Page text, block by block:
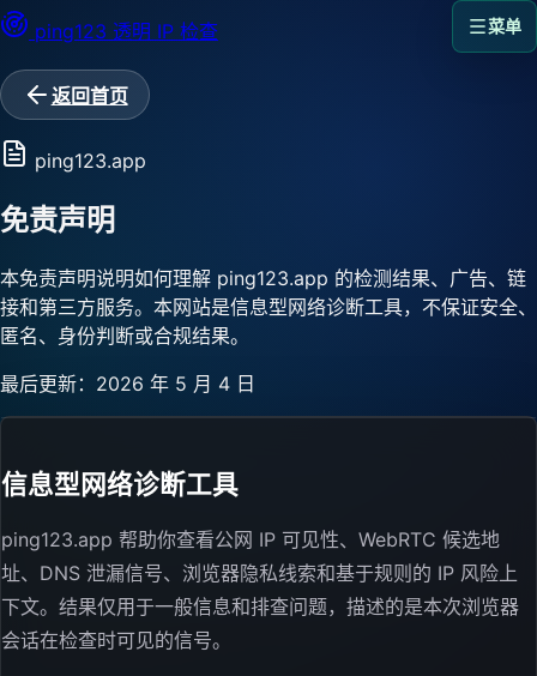
ping123 透明 IP 检查
返回首页
菜单
ping123.app
免责声明
本免责声明说明如何理解 ping123.app 的检测结果、广告、链
接和第三方服务。本网站是信息型网络诊断工具，不保证安全、
匿名、身份判断或合规结果。
最后更新：2026 年 5 月 4 日
信息型网络诊断工具
ping123.app 帮助你查看公网 IP 可见性、WebRTC 候选地
址、DNS 泄漏信号、浏览器隐私线索和基于规则的 IP 风险上
下文。结果仅用于一般信息和排查问题，描述的是本次浏览器
会话在检查时可见的信号。